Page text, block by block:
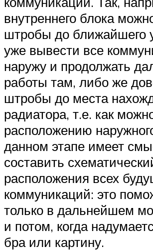
внутреннего блока
штробы до ближайшего
уже вывести все
наружу и продолжать
работы там, либо же
штробы до места
радиатора, т.е. как
расположению
данном этапе имеет
составить
расположения всех
коммуникаций: это
только в дальнейшем
и потом, когда
бра или картину.